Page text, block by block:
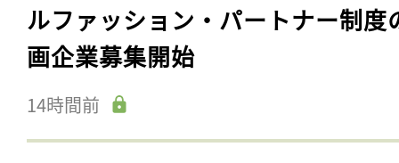
ルファッション・パートナー制度
画企業募集開始
14時間前